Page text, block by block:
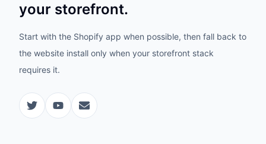
your storefront.
Start with the Shopify app when possible, then fall back to
the website install only when your storefront stack
requires it.